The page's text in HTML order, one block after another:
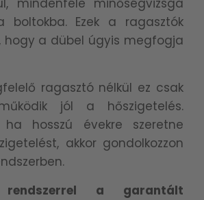
mindenféle minőségvizsga
boltokba. Ezek a ragasztók
hogy a dübel úgyis megfogja
ragasztó nélkül ez csak
jól a hőszigetelés.
ha hosszú évekre szeretne
akkor gondolkozzon
rendszerrel a garantált